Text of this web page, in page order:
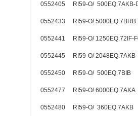
0552405 RI59-O/ 500EQ.7AKB-
0552433 RI59-O/
0552441 RI59-O/
0552445 RI59-O/ 2048EQ.7AKB
0552450 RI59-O/ 500EQ.7BIB
0552477 RI59-O/ 6000EQ.7AKA
0552480 RI59-O/ 360EQ.7AKB